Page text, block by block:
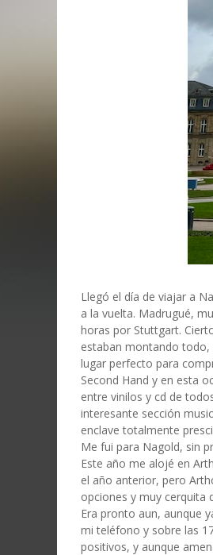
Llegó el día de viajar a
a la vuelta. Madrugué,
horas por Stuttgart.
estaban montando todo,
lugar perfecto para
Second Hand y en esta
entre vinilos y cd de
interesante sección
enclave totalmente
Me fui para Nagold, sin
Este año me alojé en
el año anterior, pero
opciones y muy cerquita
Era pronto aun, aunque
mi teléfono y sobre las
positivos, y aunque